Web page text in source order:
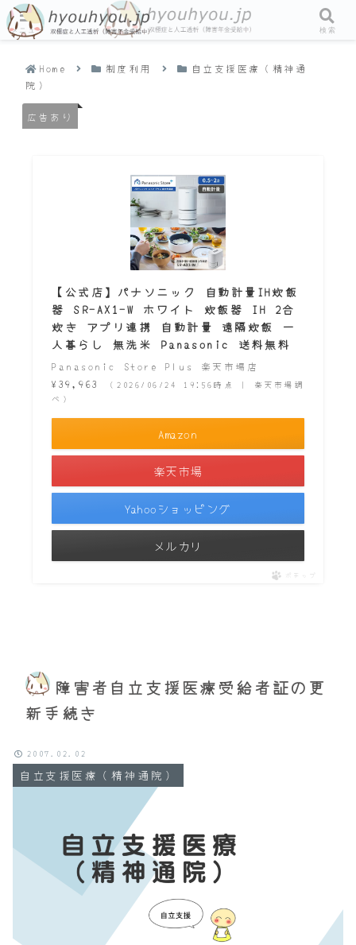
Home 制度利用
自立支援医療（精神通
院）
広告あり
障害者自立支援医療受給者証の更
新手続き
自立支援医療（精神通院）
2007.02.02
【公式店】パナソニック 自動計量IH炊飯
器 SR-AX1-W ホワイト 炊飯器 IH 2合
炊き アプリ連携 自動計量 遠隔炊飯 一
人暮らし 無洗米 Panasonic 送料無料
Panasonic Store Plus 楽天市場店
¥39,963
（2026/06/24 19:56時点 | 楽天市場調
べ）
Amazon
楽天市場
Yahooショッピング
メルカリ
ポチップ
メニュー 検索